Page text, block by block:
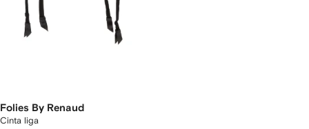
Folies By Renaud
Cinta liga